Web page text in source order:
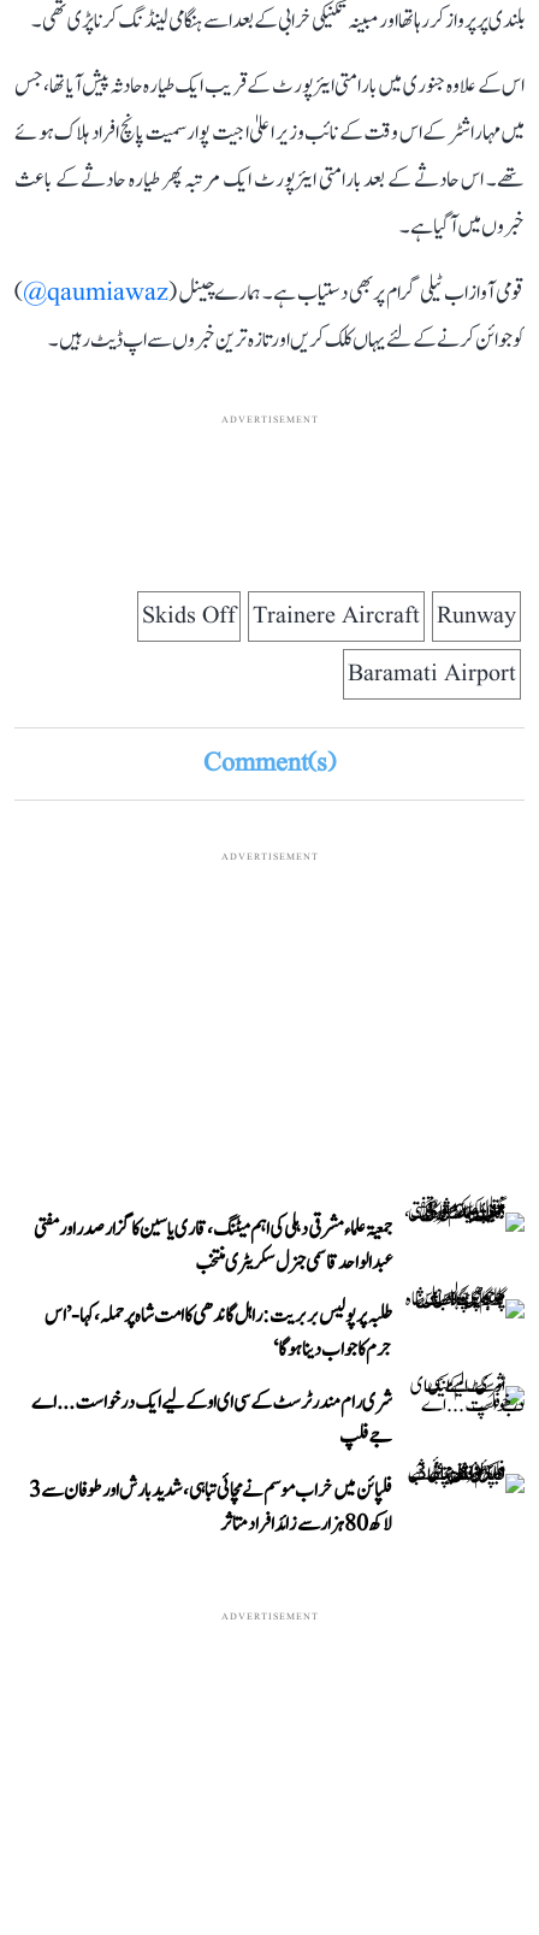
بلندی پر پرواز کر رہا تھا اور مبینہ تکنیکی خرابی کے بعد اسے ہنگامی لینڈنگ کرنا پڑی تھی۔
اس کے علاوہ جنوری میں بارامتی ایئرپورٹ کے قریب ایک طیارہ حادثہ پیش آیا تھا، جس
میں مہاراشٹر کے اس وقت کے نائب وزیر اعلیٰ اجیت پوار سمیت پانچ افراد ہلاک ہوئے
تھے۔ اس حادثے کے بعد بارامتی ایئرپورٹ ایک مرتبہ پھر طیارہ حادثے کے باعث
خبروں میں آ گیا ہے۔
قومی آواز اب ٹیلی گرام پر بھی دستیاب ہے۔ ہمارے چینل (qaumiawaz@
)
کو جوائن کرنے کے لئے یہاں کلک کریں اور تازہ ترین خبروں سے اپ ڈیٹ رہیں۔
ADVERTISEMENT
Runway
Trainere Aircraft
Skids Off
Baramati Airport
Comment(s)
ADVERTISEMENT
جمعیۃ علماء مشرقی دہلی کی اہم میٹنگ، قاری یاسین کا گزار صدر اور مفتی
عبد الواحد قاسمی جنرل سکریٹری منتخب
طلبہ پر پولیس بربریت: راہل گاندھی کا امت شاہ پر حملہ، کہا- ’اس
جرم کا جواب دینا ہوگا‘
شری رام مندر ٹرسٹ کے سی ای او کے لیے ایک درخواست...اے
جے فلپ
فلپائن میں خراب موسم نے مچائی تباہی، شدید بارش اور طوفان سے 3
لاکھ 80 ہزار سے زائد افراد متاثر
ADVERTISEMENT